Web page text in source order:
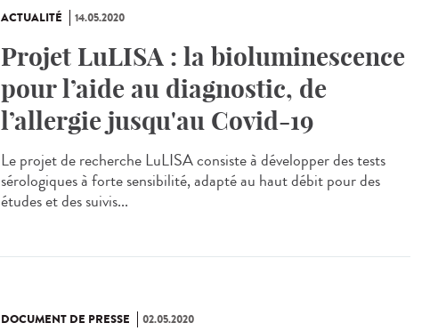
ACTUALITÉ 14.05.2020
Projet LuLISA : la bioluminescence
pour l’aide au diagnostic, de
l’allergie jusqu'au Covid-19
Le projet de recherche LuLISA consiste à développer des tests
sérologiques à forte sensibilité, adapté au haut débit pour des
études et des suivis...
DOCUMENT DE PRESSE 02.05.2020